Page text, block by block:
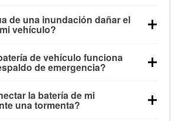
accesorios durante un tiempo
uso repetido sin conducir el vehículo
de carga de respaldo para
de una inundación dañar el
vehículo?
del motor y pueden
lo que puede provocar una
la exposición.
de vehículo funciona
de emergencia?
de ciclo profundo porque son
a las vibraciones y más
la batería de mi
una tormenta?